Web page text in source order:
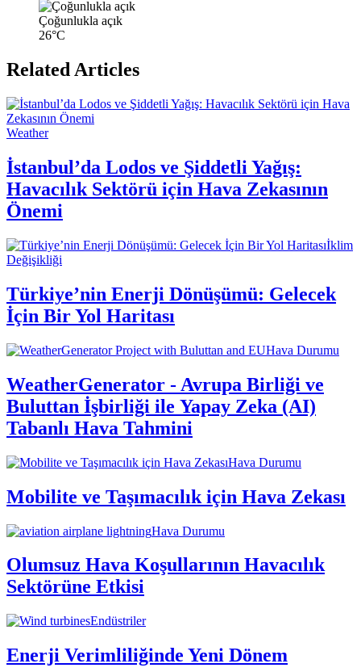
Çoğunlukla açık
26°C
Related Articles
Weather
İstanbul’da Lodos ve Şiddetli Yağış:
Havacılık Sektörü için Hava Zekasının
Önemi
İklim
Değişikliği
Türkiye’nin Enerji Dönüşümü: Gelecek
İçin Bir Yol Haritası
Hava Durumu
WeatherGenerator - Avrupa Birliği ve
Buluttan İşbirliği ile Yapay Zeka (AI)
Tabanlı Hava Tahmini
Hava Durumu
Mobilite ve Taşımacılık için Hava Zekası
Hava Durumu
Olumsuz Hava Koşullarının Havacılık
Sektörüne Etkisi
Endüstriler
Enerji Verimliliğinde Yeni Dönem